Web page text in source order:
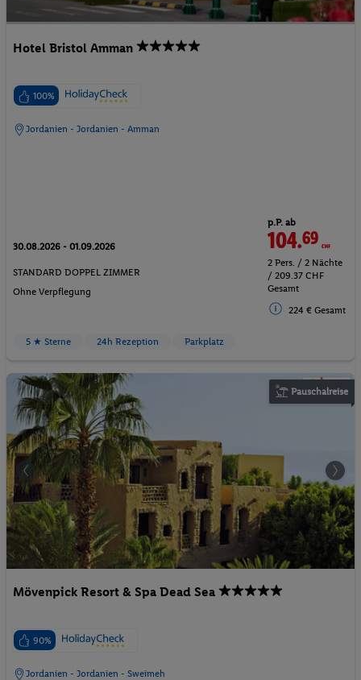
Hotel Bristol Amman
100%
Jordanien - Jordanien - Amman
30.08.2026 - 01.09.2026
STANDARD DOPPEL ZIMMER
Ohne Verpflegung
p.P. ab
104.69CHF
2 Pers. / 2 Nächte
/ 209.37 CHF
Gesamt
224 € Gesamt
5 ★ Sterne 24h Rezeption Parkplatz
Pauschalreise
Mövenpick Resort & Spa Dead Sea
90%
Jordanien - Jordanien - Sweimeh